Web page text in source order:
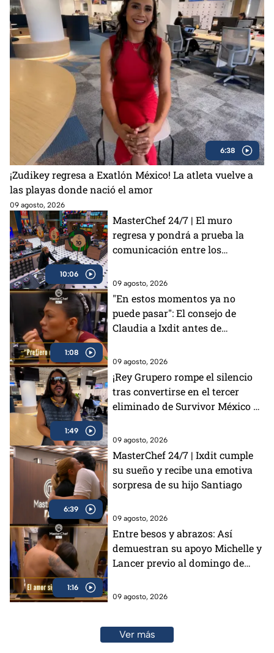
6:38
¡Zudikey regresa a Exatlón México! La atleta vuelve a
las playas donde nació el amor
09 agosto, 2026
10:06
MasterChef 24/7 | El muro
regresa y pondrá a prueba la
comunicación entre los
09 agosto, 2026
1:08
"En estos momentos ya no
puede pasar": El consejo de
Claudia a Ixdit antes de
MasterChef 24/7 (VIDEO)
09 agosto, 2026
1:49
¡Rey Grupero rompe el silencio
tras convertirse en el tercer
eliminado de Survivor México La
09 agosto, 2026
6:39
MasterChef 24/7 | Ixdit cumple
su sueño y recibe una emotiva
sorpresa de su hijo Santiago
09 agosto, 2026
1:16
Entre besos y abrazos: Así
demuestran su apoyo Michelle y
Lancer previo al domingo de
(VIDEO)
09 agosto, 2026
Ver más